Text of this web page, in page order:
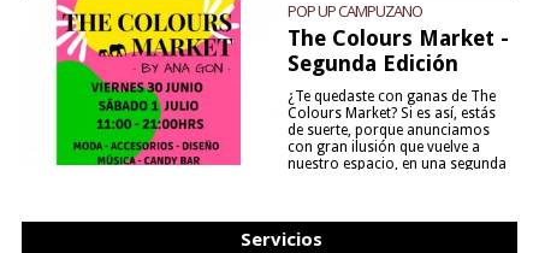
POP UP CAMPUZANO
The Colours Market -
Segunda Edición
¿Te quedaste con ganas de The
Colours Market? Si es así, estás
de suerte, porque anunciamos
con gran ilusión que vuelve a
nuestro espacio, en una segunda
Servicios